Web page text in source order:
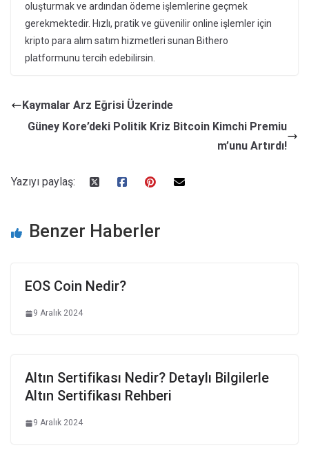
oluşturmak ve ardından ödeme işlemlerine geçmek
gerekmektedir. Hızlı, pratik ve güvenilir online işlemler için
kripto para alım satım hizmetleri sunan Bithero
platformunu tercih edebilirsin.
Kaymalar Arz Eğrisi Üzerinde
Güney Kore’deki Politik Kriz Bitcoin Kimchi Premiu
m’unu Artırdı!
Yazıyı paylaş:
Benzer Haberler
EOS Coin Nedir?
9 Aralık 2024
Altın Sertifikası Nedir? Detaylı Bilgilerle
Altın Sertifikası Rehberi
9 Aralık 2024